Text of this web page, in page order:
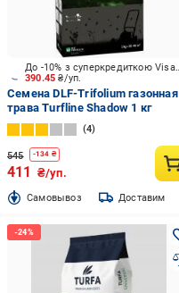
390.45₴/уп.
До -10% з суперкредиткою Visa Вигода
Семена DLF-Trifolium газонная
трава Turfline Shadow 1 кг
4
545 -134 ₴
411 ₴/уп.
Cамовывоз Доставим